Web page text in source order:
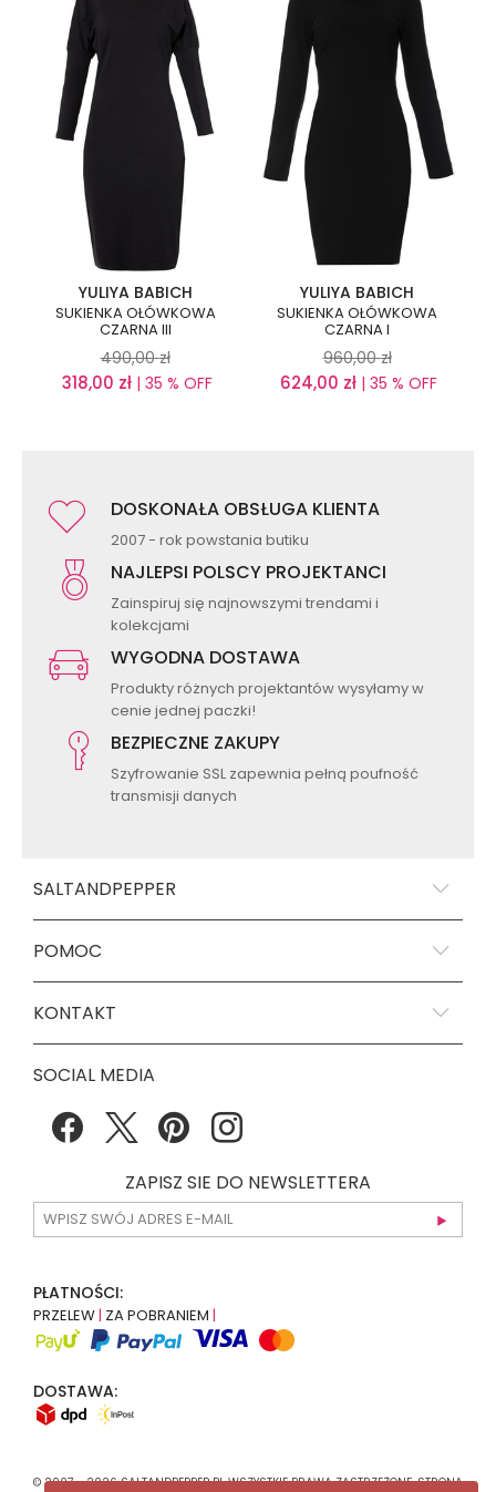
YULIYA BABICH
SUKIENKA OŁÓWKOWA
CZARNA III
490,00 zł
318,00 zł| 35 % OFF
YULIYA BABICH
SUKIENKA OŁÓWKOWA
CZARNA I
960,00 zł
624,00 zł | 35 % OFF
DOSKONAŁA OBSŁUGA KLIENTA
2007 - rok powstania butiku
NAJLEPSI POLSCY PROJEKTANCI
Zainspiruj się najnowszymi trendami i
kolekcjami
WYGODNA DOSTAWA
Produkty różnych projektantów wysyłamy w
cenie jednej paczki!
BEZPIECZNE ZAKUPY
Szyfrowanie SSL zapewnia pełną poufność
transmisji danych
SALTANDPEPPER
POMOC
KONTAKT
SOCIAL MEDIA
ZAPISZ SIE DO NEWSLETTERA
PŁATNOŚCI:
PRZELEW | ZA POBRANIEM |
DOSTAWA:
© 2007 - 2026 SALTANDPEPPER.PL WSZYSTKIE PRAWA ZASTRZEŻONE. STRONA